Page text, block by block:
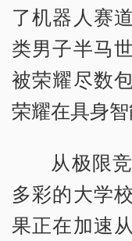
了机器人赛
类男子半马
被荣耀尽数
荣耀在具身智
从极限
多彩的大学
果正在加速